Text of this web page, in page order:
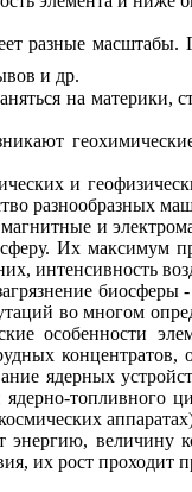
разные
и др.
на
и
разнообразных
и
Их максимум
интенсивность
во многом
особенности
ядерных
ядерно-топливного
энергию,
их рост проходит